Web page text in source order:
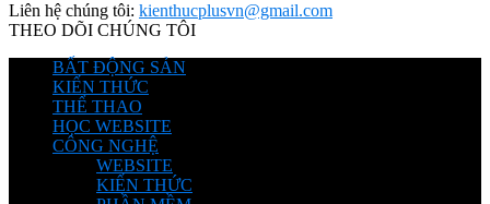
Liên hệ chúng tôi: kienthucplusvn@gmail.com
THEO DÕI CHÚNG TÔI
BẤT ĐỘNG SẢN
KIẾN THỨC
THỂ THAO
HỌC WEBSITE
CÔNG NGHỆ
WEBSITE
KIẾN THỨC